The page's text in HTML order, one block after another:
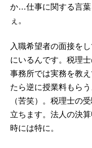
か…仕事に関する言葉
ぇ。
入職希望者の面接を
にいるんです。税理
事務所では実務を教
たら逆に授業料もら
（苦笑）。税理士の
立ちます。法人の決
時には特に。